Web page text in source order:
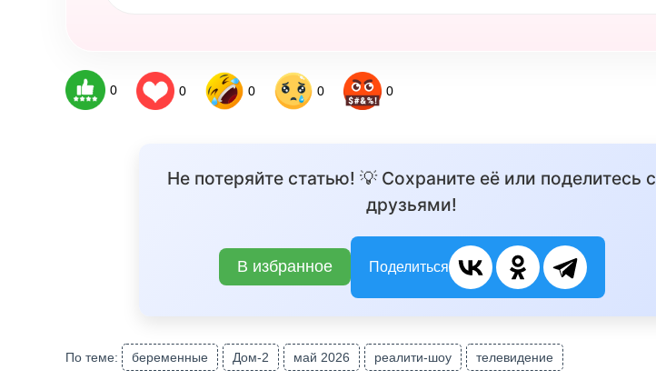
0 0 0 0 0
Не потеряйте статью! 💡 Сохраните её или поделитесь с
друзьями!
В избранное Поделиться
По теме: беременные Дом-2 май 2026 реалити-шоу телевидение